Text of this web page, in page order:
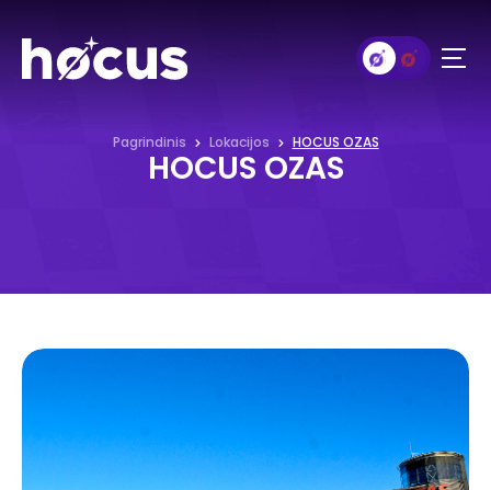
Pagrindinis Lokacijos HOCUS OZAS
HOCUS OZAS